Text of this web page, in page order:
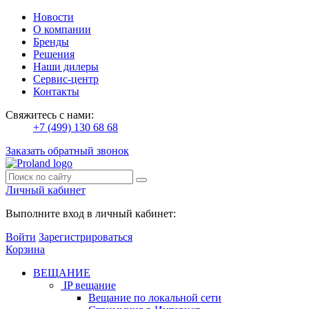
Новости
О компании
Бренды
Решения
Наши дилеры
Сервис-центр
Контакты
Свяжитесь с нами:
+7 (499) 130 68 68
Заказать обратный звонок
Личный кабинет
Выполните вход в личный кабинет:
Войти Зарегистрироваться
Корзина
ВЕЩАНИЕ
IP вещание
Вещание по локальной сети